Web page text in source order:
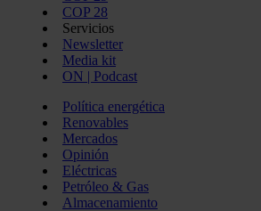
COP 28
Servicios
Newsletter
Media kit
ON | Podcast
Política energética
Renovables
Mercados
Opinión
Eléctricas
Petróleo & Gas
Almacenamiento